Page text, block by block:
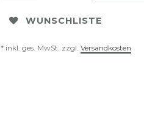
WUNSCHLISTE
* inkl. ges. MwSt. zzgl. Versandkosten